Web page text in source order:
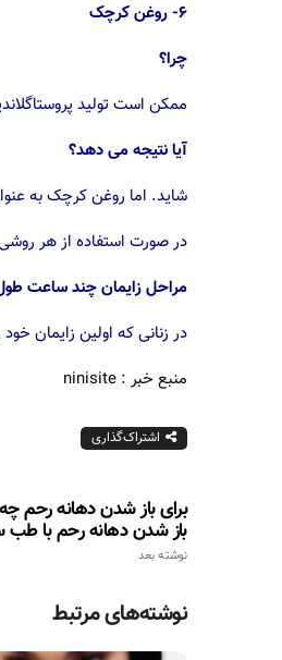
۶- روغن کرچک
چرا؟
ممکن است تولید
آیا نتیجه می دهد؟
شاید. اما روغن کرچک به
در صورت استفاده از هر
مراحل زایمان چند ساعت
در زنانى که اولین زایمان خود را تجربه میکنند بین ۱۲-۸
منبع خبر : ninisite
اشتراک‌گذاری
برای باز شدن دهانه رحم
باز شدن دهانه رحم با طب
نوشته بعد
نوشته‌های مرتبط